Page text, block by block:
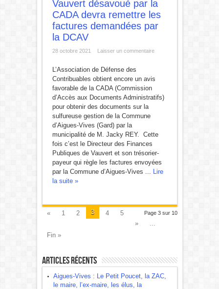
Vauvert désavoué par la
CADA devra remettre les
factures demandées par
la DCAV
28 octobre 2021 Laisser un commentaire
L’Association de Défense des
Contribuables obtient encore un avis
favorable de la CADA (Commission
d’Accès aux Documents Administratifs)
pour obtenir des documents sur la
sulfureuse gestion de la Commune
d’Aigues-Vives (Gard) par la
municipalité de M. Jacky REY. Cette
fois c’est le Directeur des Finances
Publiques de Vauvert et son trésorier-
payeur qui règle les factures envoyées
par la Commune d’Aigues-Vives ... Lire
la suite »
Page 3 sur 10
« 1 2 3 4
5
»
...
Fin »
Articles récents
Aigues-Vives : Le Petit Poucet, la ZAC,
le maire, l’ex-maire, les élus, la